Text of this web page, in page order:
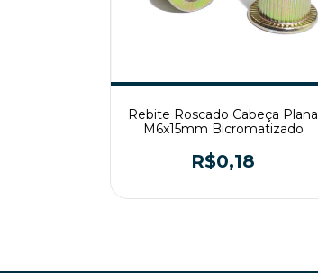
Rebite Roscado Cabeça Plana
M6x15mm Bicromatizado
R$0,18